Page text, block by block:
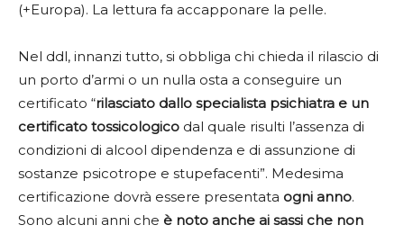
(+Europa). La lettura fa accapponare la pelle.
Nel ddl, innanzi tutto, si obbliga chi chieda il rilascio di
un porto d’armi o un nulla osta a conseguire un
certificato “rilasciato dallo specialista psichiatra e un
certificato tossicologico dal quale risulti l’assenza di
condizioni di alcool dipendenza e di assunzione di
sostanze psicotrope e stupefacenti”. Medesima
certificazione dovrà essere presentata ogni anno.
Sono alcuni anni che è noto anche ai sassi che non